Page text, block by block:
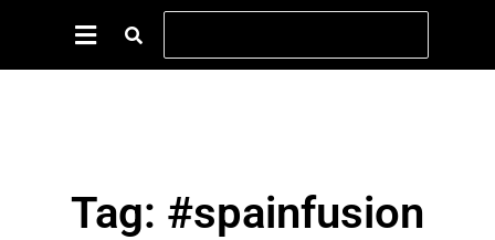
Tag: #spainfusion